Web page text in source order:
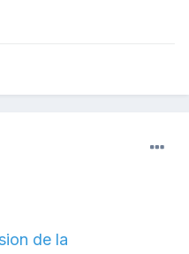
de la